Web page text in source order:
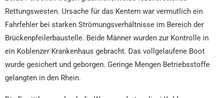
Rettungswesten. Ursache für das Kentern war vermutlich ein
Fahrfehler bei starken Strömungsverhältnisse im Bereich der
Brückenpfeilerbaustelle. Beide Männer wurden zur Kontrolle in
ein Koblenzer Krankenhaus gebracht. Das vollgelaufene Boot
wurde gesichert und geborgen. Geringe Mengen Betriebsstoffe
gelangten in den Rhein.